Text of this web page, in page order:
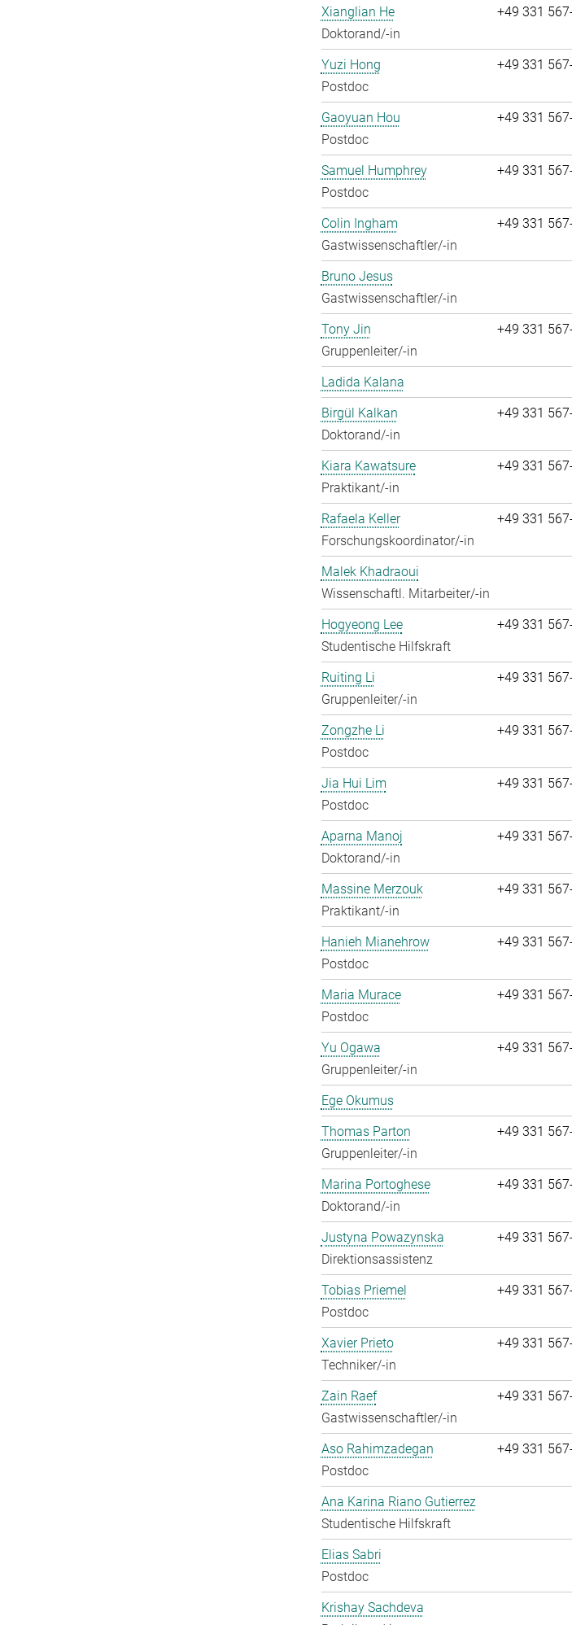
Xianglian He
Doktorand/-in
+49 331
Yuzi Hong
Postdoc
+49 331
Gaoyuan Hou
Postdoc
+49 331
Samuel Humphrey
Postdoc
+49 331
Colin Ingham
Gastwissenschaftler/-in
+49 331
Bruno Jesus
Gastwissenschaftler/-in
Tony Jin
Gruppenleiter/-in
+49 331
Ladida Kalana
Birgül Kalkan
Doktorand/-in
+49 331
Kiara Kawatsure
Praktikant/-in
+49 331
Rafaela Keller
Forschungskoordinator/-in
+49 331
Malek Khadraoui
Wissenschaftl. Mitarbeiter/-in
Hogyeong Lee
Studentische Hilfskraft
+49 331
Ruiting Li
Gruppenleiter/-in
+49 331
Zongzhe Li
Postdoc
+49 331
Jia Hui Lim
Postdoc
+49 331
Aparna Manoj
Doktorand/-in
+49 331
Massine Merzouk
Praktikant/-in
+49 331
Hanieh Mianehrow
Postdoc
+49 331
Maria Murace
Postdoc
+49 331
Yu Ogawa
Gruppenleiter/-in
+49 331
Ege Okumus
Thomas Parton
Gruppenleiter/-in
+49 331
Marina Portoghese
Doktorand/-in
+49 331
Justyna Powazynska
Direktionsassistenz
+49 331
Tobias Priemel
Postdoc
+49 331
Xavier Prieto
Techniker/-in
+49 331
Zain Raef
Gastwissenschaftler/-in
+49 331
Aso Rahimzadegan
Postdoc
+49 331
Ana Karina Riano Gutierrez
Studentische Hilfskraft
Elias Sabri
Postdoc
Krishay Sachdeva